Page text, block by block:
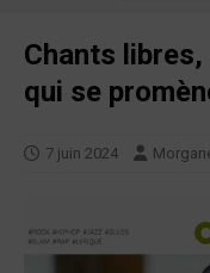
Chants
qui se
7 juin 2024